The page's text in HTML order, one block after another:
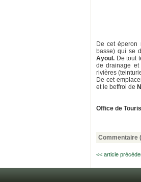
De cet éperon
basse) qui se
Ayoul. De tout
de drainage et
rivières
De cet
et le beffroi de
Office de
Commentaire
<< article